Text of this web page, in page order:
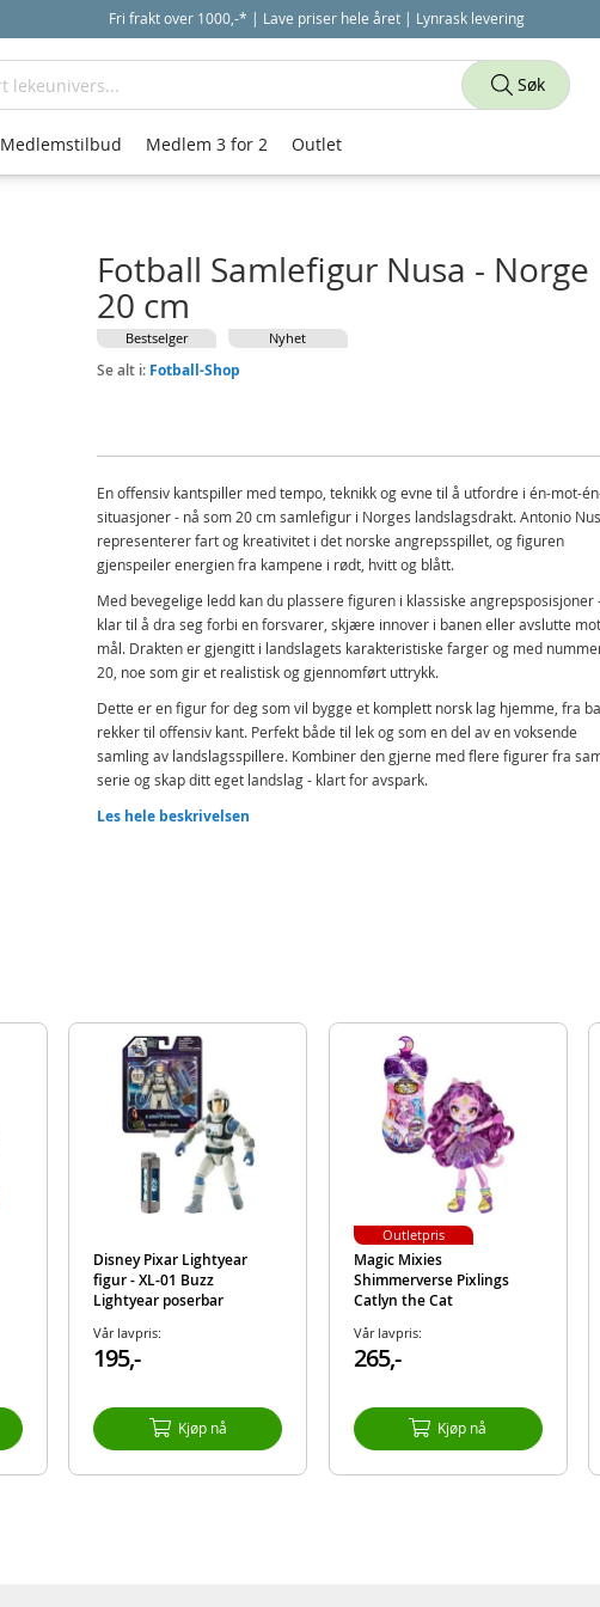
Fri frakt over 1000,-* | Lave priser hele året | Lynrask levering
Fotball Samlefigur Nusa - Norge
20 cm
Bestselger Nyhet
Se alt i: Fotball-Shop
En offensiv kantspiller med tempo, teknikk og evne til å utfordre i én-mot-
situasjoner - nå som 20 cm samlefigur i Norges landslagsdrakt. Antonio
representerer fart og kreativitet i det norske angrepsspillet, og figuren
gjenspeiler energien fra kampene i rødt, hvitt og blått.
Med bevegelige ledd kan du plassere figuren i klassiske angrepsposisjoner
klar til å dra seg forbi en forsvarer, skjære innover i banen eller avslutte mot
mål. Drakten er gjengitt i landslagets karakteristiske farger og med
20, noe som gir et realistisk og gjennomført uttrykk.
Dette er en figur for deg som vil bygge et komplett norsk lag hjemme, fra
rekker til offensiv kant. Perfekt både til lek og som en del av en voksende
samling av landslagsspillere. Kombiner den gjerne med flere figurer fra
serie og skap ditt eget landslag - klart for avspark.
Her kan du utforske hele utvalget av Norge fotballprodukter.
Produktdetaljer
Modell
7071673149375
Aktuelt
Les hele beskrivelsen
Disney Pixar Lightyear
figur - XL-01 Buzz
Lightyear poserbar
Vår lavpris:
195,-
Kjøp nå
Magic Mixies
Shimmerverse Pixlings
Catlyn the Cat
Vår lavpris:
265,-
Kjøp nå
Outletpris
Søk
Medlemstilbud Medlem 3 for 2 Outlet